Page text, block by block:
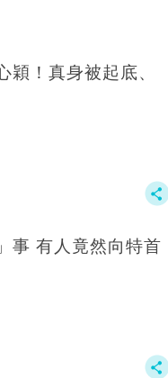
穎！真身被起底、
事 有人竟然向特首